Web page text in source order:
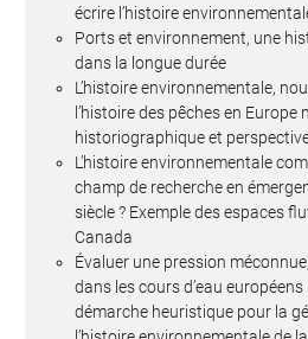
écrire l’histoire
Ports et environnement, une
dans la longue durée
L’histoire environnementale,
l’histoire des pêches en Europe
historiographique et
L’histoire environnementale
champ de recherche en
siècle ? Exemple des espaces
Canada
Évaluer une pression
dans les cours d’eau
démarche heuristique pour la